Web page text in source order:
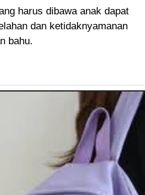
harus dibawa anak dapat
dan ketidaknyamanan
bahu.